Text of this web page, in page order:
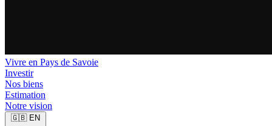
Vivre en Pays de Savoie
Investir
Nos biens
Estimation
Notre vision
🇬🇧 EN